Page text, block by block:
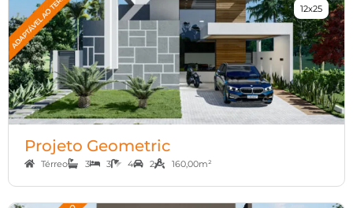
12x25
Projeto Geometric
Térreo 3 3 4 2 160,00m²